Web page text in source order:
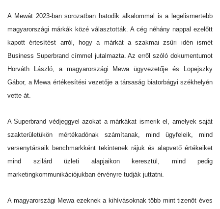
A Mewát 2023-ban sorozatban hatodik alkalommal is a legelismertebb
magyarországi márkák közé választották. A cég néhány nappal ezelőtt
kapott értesítést arról, hogy a márkát a szakmai zsűri idén ismét
Business Superbrand címmel jutalmazta. Az erről szóló dokumentumot
Horváth László, a magyarországi Mewa ügyvezetője és Lopejszky
Gábor, a Mewa értékesítési vezetője a társaság biatorbágyi székhelyén
vette át.
A Superbrand védjeggyel azokat a márkákat ismerik el, amelyek saját
szakterületükön mértékadónak számítanak, mind ügyfeleik, mind
versenytársaik benchmarkként tekintenek rájuk és alapvető értékeiket
mind szilárd üzleti alapjaikon keresztül, mind pedig
marketingkommunikációjukban érvényre tudják juttatni.
A magyarországi Mewa ezeknek a kihívásoknak több mint tizenöt éves